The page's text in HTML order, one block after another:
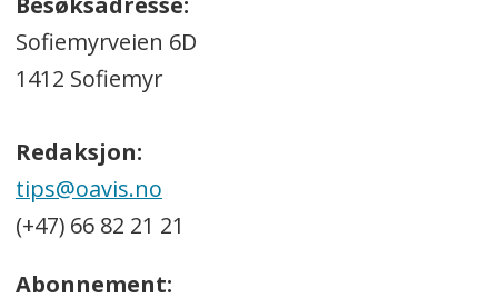
Sofiemyrveien 6D
1412 Sofiemyr
Redaksjon:
tips@oavis.no
(+47) 66 82 21 21
Abonnement: